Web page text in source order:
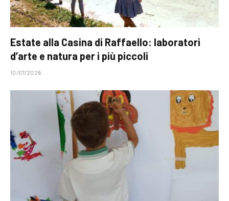
Estate alla Casina di Raffaello: laboratori
d’arte e natura per i più piccoli
10/07/2026